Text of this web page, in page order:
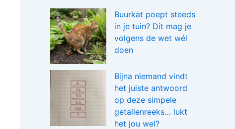
Buurkat poept steeds
in je tuin? Dit mag je
volgens de wet wél
doen
Bijna niemand vindt
het juiste antwoord
op deze simpele
getallenreeks… lukt
het jou wel?